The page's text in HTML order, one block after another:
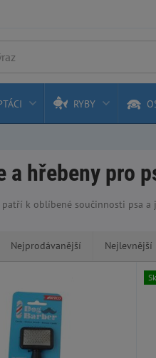
RYBY
a hřebeny pro
patří k oblíbené součinnosti psa a
Nejprodávanější Nejlevnější